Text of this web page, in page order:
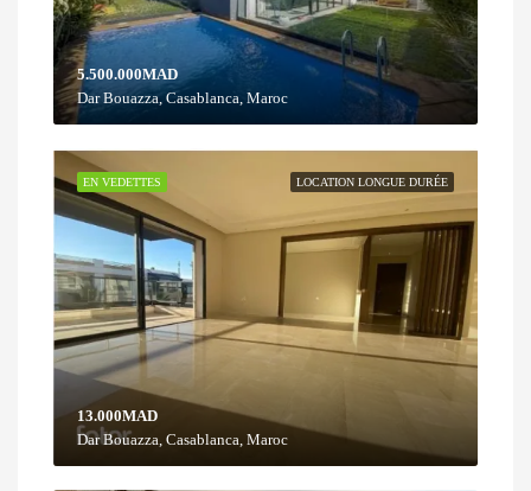
5.500.000MAD
Dar Bouazza, Casablanca, Maroc
LOCATION LONGUE DURÉE
EN VEDETTES
13.000MAD
Dar Bouazza, Casablanca, Maroc